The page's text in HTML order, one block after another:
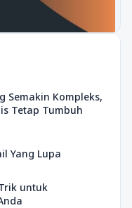
Semakin Kompleks,
Tetap Tumbuh
Yang Lupa
untuk